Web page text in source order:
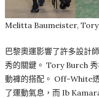
Melitta Baumeister,
巴黎奧運影響了許多設計
秀的關鍵。 Tory Burch
動褲的搭配。 Off-White
了運動氣息，而 Ib